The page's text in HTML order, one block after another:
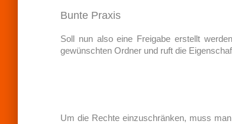
Bunte Praxis
Soll nun also eine Freigabe erstellt
gewünschten Ordner und ruft die
Um die Rechte einzuschränken, muss